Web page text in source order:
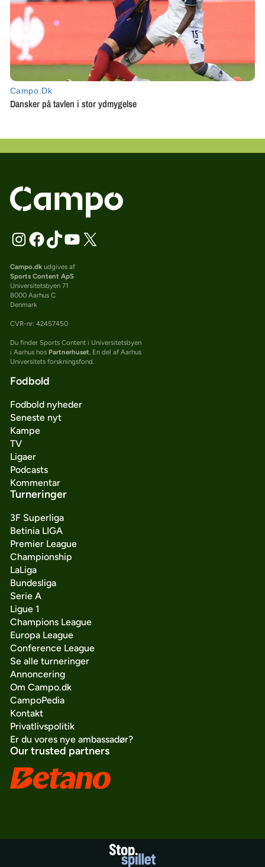
Campo.dkudgives af
Sports Content ApS
Universitetsbyen 71
8000 Aarhus C
Denmark
CVR-nr: 42457450
Du finder Sports Content i Universitetsbyen
i Aarhus hos Partnerhuset . En del af Aarhus
Universitets forskningsfond.
Fodbold
Fodbold nyheder
Seneste nyt
Kampe
TV
Ligaer
Podcasts
Kommentar
Turneringer
3F Superliga
Betinia LIGA
Premier League
Championship
LaLiga
Bundesliga
Serie A
Ligue 1
Champions League
Europa League
Conference League
Se alle turneringer
Annoncering
Om Campo.dk
CampoPedia
Kontakt
Privatlivspolitik
Er du vores nye ambassadør?
Our trusted partners